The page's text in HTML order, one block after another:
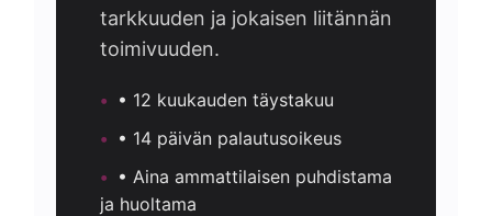
tarkkuuden ja jokaisen liitännän
toimivuuden.
• 12 kuukauden täystakuu
• 14 päivän palautusoikeus
• Aina ammattilaisen puhdistama
ja huoltama